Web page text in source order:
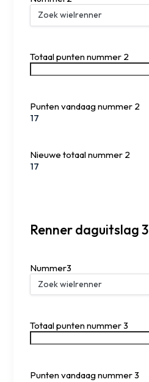
Totaal punten nummer 2
Punten vandaag nummer 2
Nieuwe totaal nummer 2
Renner daguitslag 3
Nummer3
Totaal punten nummer 3
Punten vandaag nummer 3